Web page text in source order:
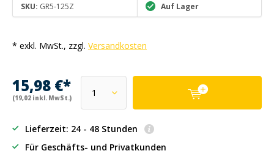
SKU: GR5-125Z Auf Lager
* exkl. MwSt., zzgl. Versandkosten
15,98 €*
(19,02 inkl. MwSt.)
Lieferzeit: 24 - 48 Stunden
Für Geschäfts- und Privatkunden